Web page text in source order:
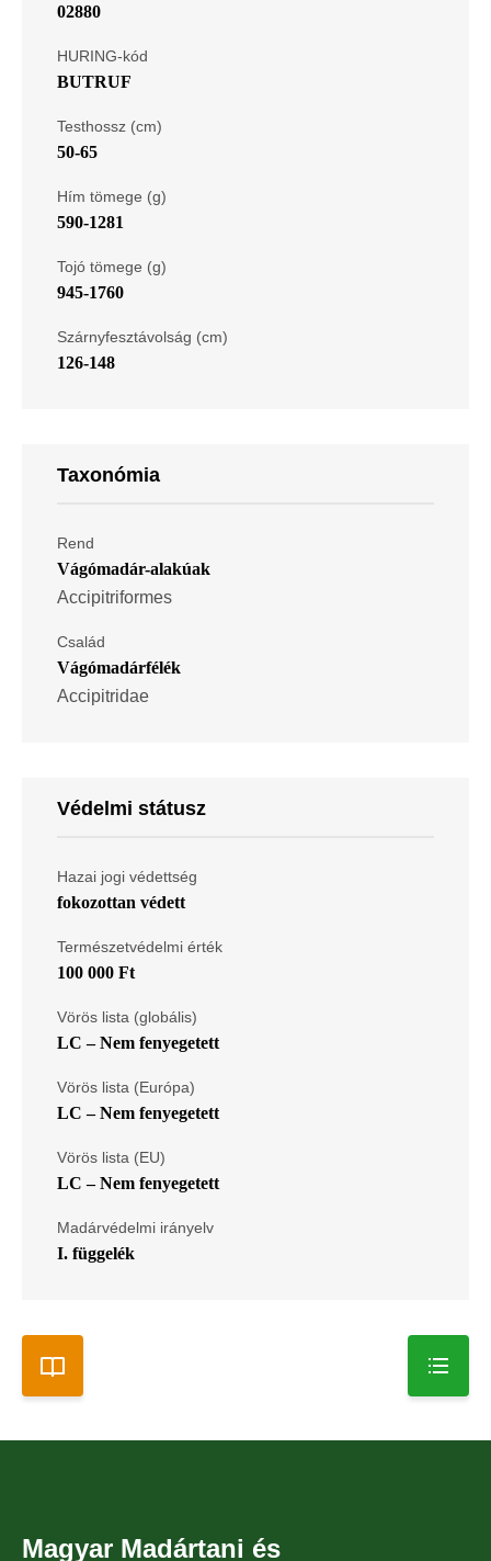
02880
HURING-kód
BUTRUF
Testhossz (cm)
50-65
Hím tömege (g)
590-1281
Tojó tömege (g)
945-1760
Szárnyfesztávolság (cm)
126-148
Taxonómia
Rend
Vágómadár-alakúak
Accipitriformes
Család
Vágómadárfélék
Accipitridae
Védelmi státusz
Hazai jogi védettség
fokozottan védett
Természetvédelmi érték
100 000 Ft
Vörös lista (globális)
LC – Nem fenyegetett
Vörös lista (Európa)
LC – Nem fenyegetett
Vörös lista (EU)
LC – Nem fenyegetett
Madárvédelmi irányelv
I. függelék
Magyar Madártani és